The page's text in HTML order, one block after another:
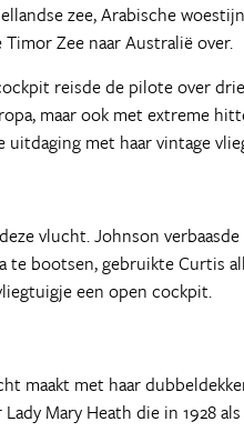
zee, Arabische
Timor Zee naar Australië over.
reisde de pilote over
maar ook met extreme
met haar vintage
vlucht. Johnson
te bootsen, gebruikte Curtis
een open cockpit.
met haar
Mary Heath die in 1928